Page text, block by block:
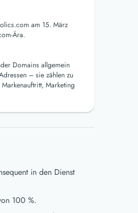
am 15. März
Ära.
Domains allgemein
– sie zählen zu
Marketing
in den Dienst
100 %.